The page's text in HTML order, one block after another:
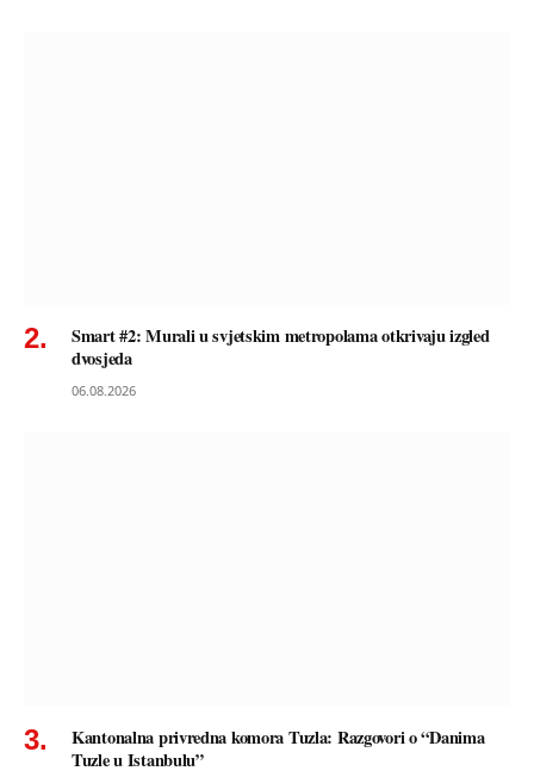
Smart #2: Murali u svjetskim metropolama otkrivaju izgled
dvosjeda
06.08.2026
Kantonalna privredna komora Tuzla: Razgovori o “Danima
Tuzle u Istanbulu”